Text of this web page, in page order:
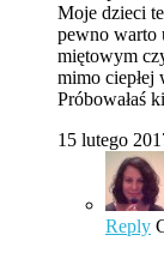
Moje dzieci
pewno warto
miętowym
mimo ciepłej
Próbowałaś
15 lutego
Reply